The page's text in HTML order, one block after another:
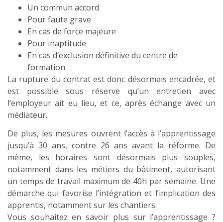
Un commun accord
Pour faute grave
En cas de force majeure
Pour inaptitude
En cas d’exclusion définitive du centre de
formation
La rupture du contrat est donc désormais encadrée, et
est possible sous réserve qu’un entretien avec
l’employeur ait eu lieu, et ce, après échange avec un
médiateur.
De plus, les mesures ouvrent l’accès à l’apprentissage
jusqu’à 30 ans, contre 26 ans avant la réforme. De
même, les horaires sont désormais plus souples,
notamment dans les métiers du bâtiment, autorisant
un temps de travail maximum de 40h par semaine. Une
démarche qui favorise l’intégration et l’implication des
apprentis, notamment sur les chantiers.
Vous souhaitez en savoir plus sur l’apprentissage ?